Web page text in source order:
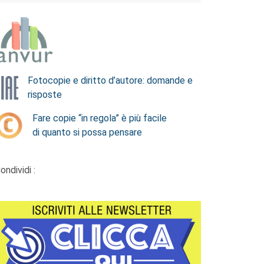
Fotocopie e diritto d’autore: domande e
risposte
Fare copie “in regola” è più facile
di quanto si possa pensare
: